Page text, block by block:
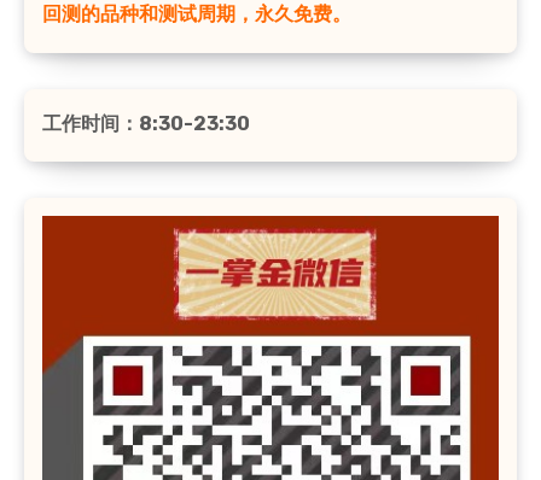
回测的品种和测试周期，永久免费。
工作时间：8:30-23:30